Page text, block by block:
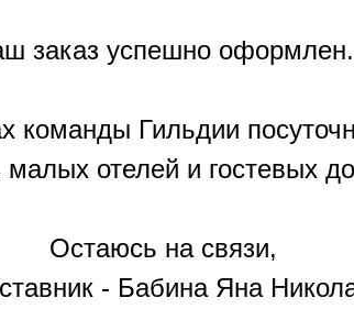
заказ успешно оформлен.
команды Гильдии
малых отелей и гостевых
Остаюсь на связи,
- Бабина Яна